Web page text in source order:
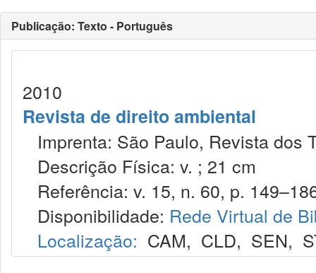
Publicação: Texto - Português
2010
Revista de direito ambiental
Imprenta: São Paulo, Revista dos
Descrição Física: v. ; 21 cm
Referência: v. 15, n. 60, p.
Disponibilidade: Rede Virtual de
Localização: CAM, CLD, SEN,